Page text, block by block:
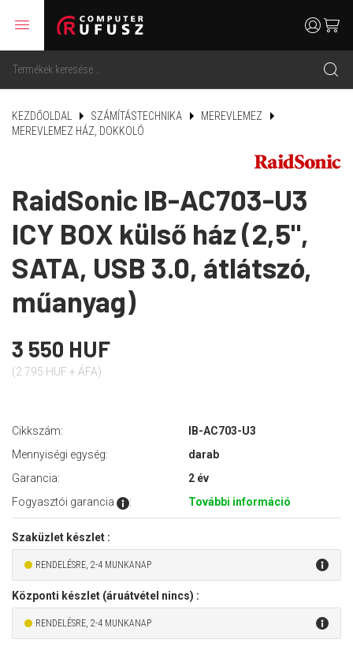
menu
search
usercart
KEZDŐOLDAL SZÁMÍTÁSTECHNIKA
MEREVLEMEZ
MEREVLEMEZ HÁZ, DOKKOLÓ
RaidSonic IB-AC703-U3
ICY BOX külső ház (2,5",
SATA, USB 3.0, átlátszó,
műanyag)
3 550 HUF
(2 795 HUF + ÁFA)
Cikkszám:
IB-AC703-U3
Mennyiségi egység:
darab
Garancia:
2 év
Fogyasztói garancia
: További információ
Szaküzlet készlet :
RENDELÉSRE, 2-4 MUNKANAP
Központi készlet (áruátvétel nincs) :
RENDELÉSRE, 2-4 MUNKANAP